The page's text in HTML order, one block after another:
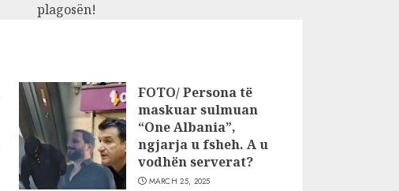
plagosën!
FOTO/ Persona të
maskuar sulmuan
“One Albania”,
ngjarja u fsheh. A u
vodhën serverat?
MARCH 25, 2025